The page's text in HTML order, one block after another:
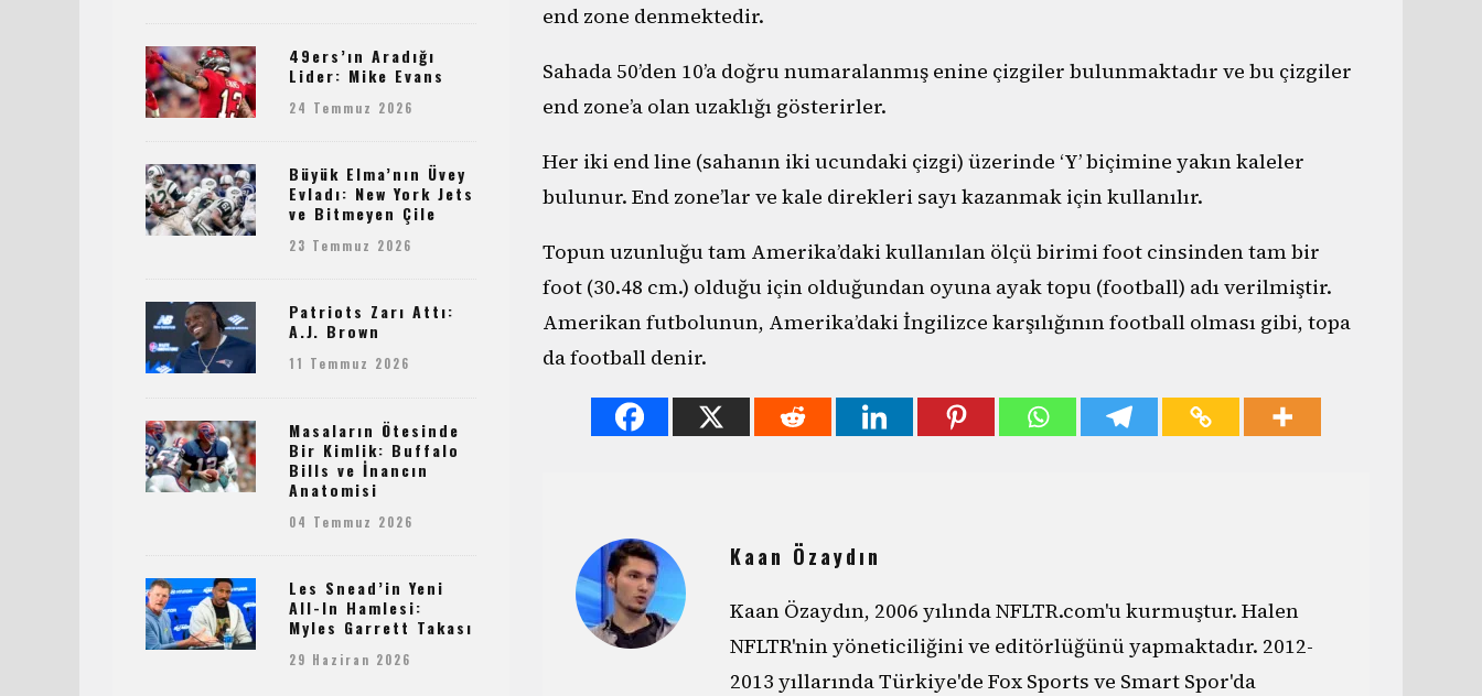
end zone denmektedir.
Sahada 50’den 10’a doğru numaralanmış enine çizgiler bulunmaktadır ve bu çizgiler
end zone’a olan uzaklığı gösterirler.
Her iki end line (sahanın iki ucundaki çizgi) üzerinde ‘Y’ biçimine yakın kaleler
bulunur. End zone’lar ve kale direkleri sayı kazanmak için kullanılır.
Topun uzunluğu tam Amerika’daki kullanılan ölçü birimi foot cinsinden tam bir
foot (30.48 cm.) olduğu için olduğundan oyuna ayak topu (football) adı verilmiştir.
Amerikan futbolunun, Amerika’daki İngilizce karşılığının football olması gibi, topa
da football denir.
Kaan Özaydın
Kaan Özaydın, 2006 yılında NFLTR.com'u kurmuştur. Halen
NFLTR'nin yöneticiliğini ve editörlüğünü yapmaktadır. 2012-
2013 yıllarında Türkiye'de Fox Sports ve Smart Spor'da
49ers’ın Aradığı
Lider: Mike Evans
24 Temmuz 2026
Büyük Elma’nın Üvey
Evladı: New York Jets
ve Bitmeyen Çile
23 Temmuz 2026
Patriots Zarı Attı:
A.J. Brown
11 Temmuz 2026
Masaların Ötesinde
Bir Kimlik: Buffalo
Bills ve İnancın
Anatomisi
04 Temmuz 2026
Les Snead’in Yeni
All-In Hamlesi:
Myles Garrett Takası
29 Haziran 2026